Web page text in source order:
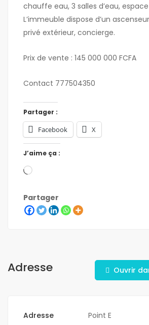
chauffe eau, 3 salles d’eau,
L’immeuble dispose d’un
privé extérieur, concierge.
Prix de vente : 145 000 000 FCFA
Contact 777504350
Partager :
Facebook X
J’aime ça :
Partager
Adresse Ouvrir
Adresse
Point E